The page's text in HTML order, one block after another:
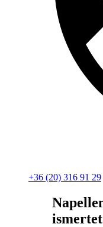
+36 (20) 316 91 29